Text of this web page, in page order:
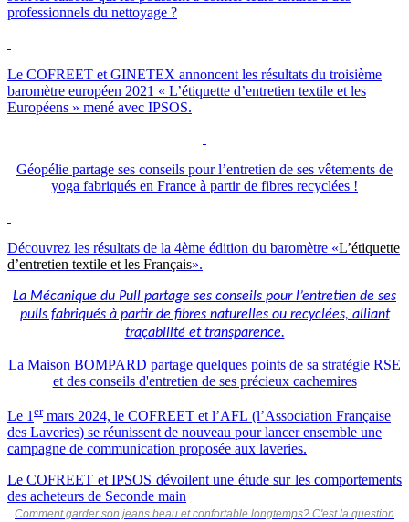
professionnels du nettoyage ?
Le COFREET et GINETEX annoncent les résultats du troisième
baromètre européen 2021 « L’étiquette d’entretien textile et les
Européens » mené avec IPSOS.
Géopélie partage ses conseils pour l’entretien de ses vêtements de
yoga fabriqués en France à partir de fibres recyclées !
Découvrez les résultats de la 4ème édition du baromètre «L’étiquette
d’entretien textile et les Français».
La Mécanique du Pull partage ses conseils pour l’entretien de ses
pulls fabriqués à partir de fibres naturelles ou recyclées, alliant
traçabilité et transparence.
La Maison BOMPARD partage quelques points de sa stratégie RSE
et des conseils d'entretien de ses précieux cachemires
Le 1 ermars 2024, le COFREET et l’AFL (l’Association Française
des Laveries) se réunissent de nouveau pour lancer ensemble une
campagne de communication proposée aux laveries.
Le COFREET et IPSOS dévoilent une étude sur les comportements
des acheteurs de Seconde main
Comment garder son jeans beau et confortable longtemps? C'est la question